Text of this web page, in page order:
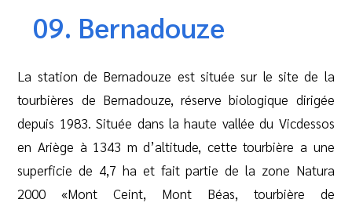
09. Bernadouze
La station de Bernadouze est située sur le site de la
tourbières de Bernadouze, réserve biologique dirigée
depuis 1983. Située dans la haute vallée du Vicdessos
en Ariège à 1343 m d’altitude, cette tourbière a une
superficie de 4,7 ha et fait partie de la zone Natura
2000 «Mont Ceint, Mont Béas, tourbière de